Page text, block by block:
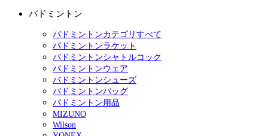
バドミントン
バドミントンカテゴリすべて
バドミントンラケット
バドミントンシャトルコック
バドミントンウェア
バドミントンシューズ
バドミントンバッグ
バドミントン用品
MIZUNO
Wilson